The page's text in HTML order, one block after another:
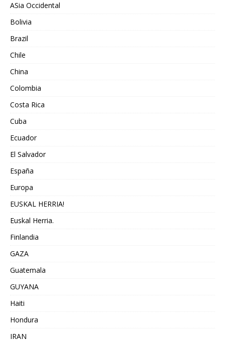
ASia Occidental
Bolivia
Brazil
Chile
China
Colombia
Costa Rica
Cuba
Ecuador
El Salvador
España
Europa
EUSKAL HERRIA!
Euskal Herria.
Finlandia
GAZA
Guatemala
GUYANA
Haiti
Hondura
IRAN